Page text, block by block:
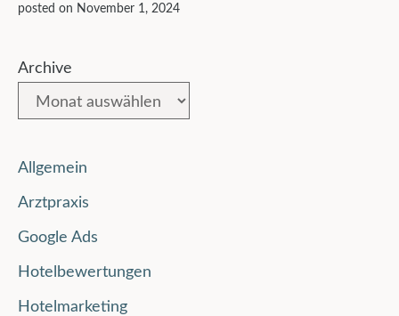
posted on November 1, 2024
Archive
Allgemein
Arztpraxis
Google Ads
Hotelbewertungen
Hotelmarketing